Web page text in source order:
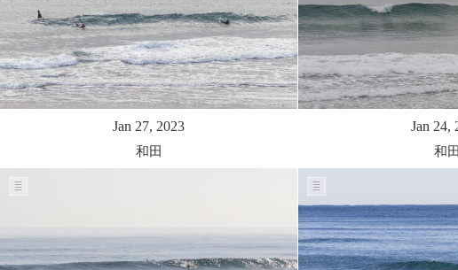
Jan 27, 2023
和田
Jan 24,
和田